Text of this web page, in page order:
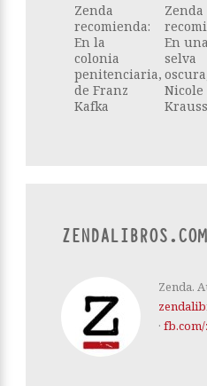
Zenda
recomienda:
En la
colonia
penitenciaria,
de Franz
Kafka
Zenda
En una
selva
Nicole
Krauss
ZENDALIBROS.COM
Zenda.
·